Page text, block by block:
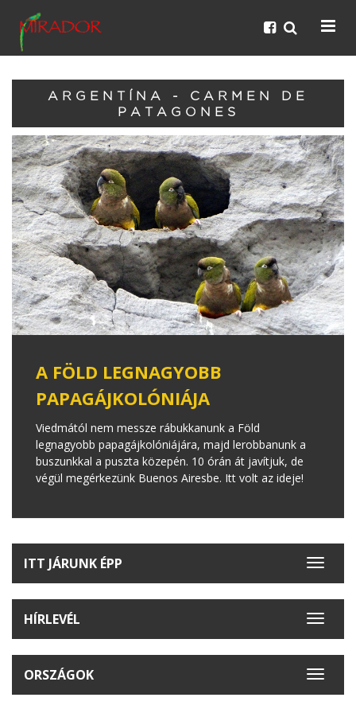
ARGENTÍNA - CARMEN DE
PATAGONES
A FÖLD LEGNAGYOBB
PAPAGÁJKOLÓNIÁJA
Viedmától nem messze rábukkanunk a Föld
legnagyobb papagájkolóniájára, majd lerobbanunk a
buszunkkal a puszta közepén. 10 órán át javítjuk, de
végül megérkezünk Buenos Airesbe. Itt volt az ideje!
Toggle
ITT JÁRUNK ÉPP
Toggle
HÍRLEVÉL
Toggle
ORSZÁGOK